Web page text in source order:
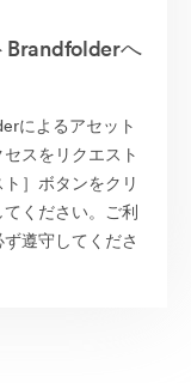
Brandfolderへ
によるアセット
スをリクエスト
］ボタンをクリ
ください。ご利
遵守してくださ